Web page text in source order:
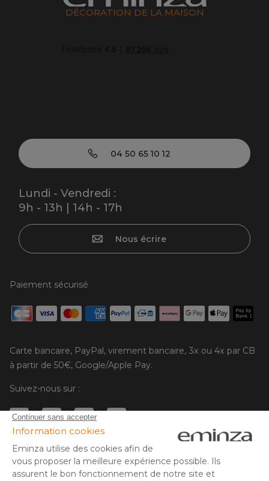
DÉCORATION DE LA MAISON
04 50 65 10 12
Lundi - Vendredi :
9h - 13h | 14h - 17h
Nous écrire
Paiement sécurisé
Carte bancaire, PayPal, virement bancaire, 3x ou 4x par CB
à partir de 50€, Google/Apple Pay.
Suivez-nous sur :
© Copyright 2025 Eminza | Tous droits réservés |
ESPAÑA
ITALIE
FRA